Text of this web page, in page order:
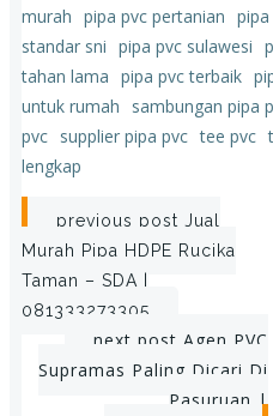
murah pipa pvc pertanian
standar sni pipa pvc sulawesi
tahan lama pipa pvc terbaik
untuk rumah
sambungan pipa
pvc supplier pipa pvc tee pvc
lengkap
Post
navigation
previous post Jual
Murah Pipa HDPE Rucika
Taman – SDA |
081333273305
Postnext post Agen PVC
Supramas Paling Dicari Di
Pasuruan |